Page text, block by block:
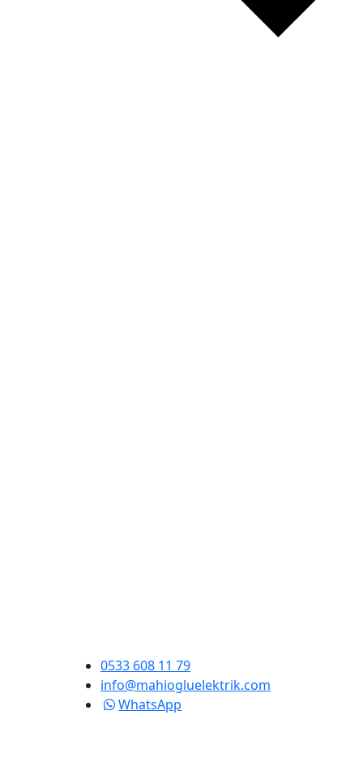
0533 608 11 79
info@mahiogluelektrik.com
WhatsApp